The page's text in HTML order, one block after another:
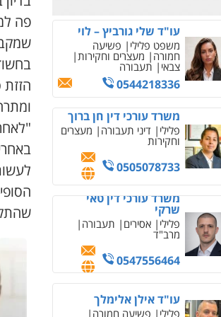
עו"ד שלי גורביץ – לוי
משפט פלילי פשיעה
חמורה מעצרים וחקירות
צבאי תעבורה
0544218336
משרד עורכי דין חן ברוך
פלילי דיני תעבורה מעצרים
וחקירות
0505078733
משרד עורכי דין טאי
שרקי
פלילי אסירים תעבורה
מרב"ד
0547556464
עו"ד אילן אלימלך
פלילי פשיעה חמורה
פה